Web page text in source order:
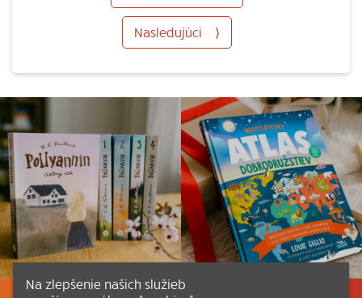
Nasledujúci ⟩
Na zlepšenie našich služieb